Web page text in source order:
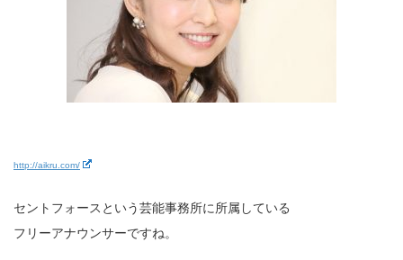
http://aikru.com/
セントフォースという芸能事務所に所属している
フリーアナウンサーですね。